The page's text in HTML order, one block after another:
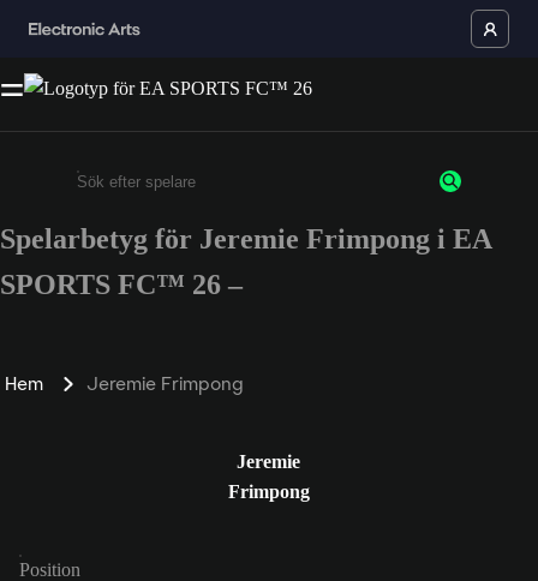
Ange minst 3 tecken eller siffror
Spelarbetyg för Jeremie Frimpong i EA
SPORTS FC™ 26 –
Hem Jeremie Frimpong
Jeremie
Frimpong
Position